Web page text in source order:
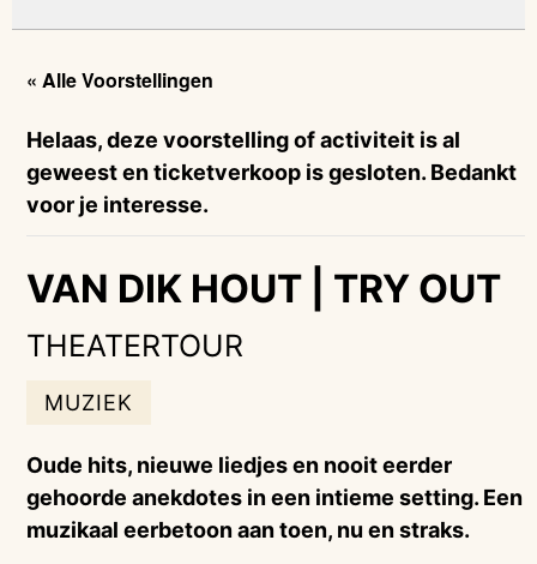
« Alle Voorstellingen
Helaas, deze voorstelling of activiteit is al
geweest en ticketverkoop is gesloten. Bedankt
voor je interesse.
VAN DIK HOUT | TRY OUT
THEATERTOUR
MUZIEK
Oude hits, nieuwe liedjes en nooit eerder
gehoorde anekdotes in een intieme setting. Een
muzikaal eerbetoon aan toen, nu en straks.